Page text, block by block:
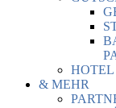
& MEHR